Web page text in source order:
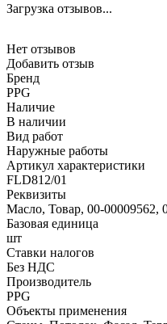
Загрузка отзывов...
Нет отзывов
Добавить отзыв
Бренд
PPG
Наличие
В наличии
Вид работ
Наружные работы
Артикул характеристики
FLD812/01
Реквизиты
Масло, Товар, 00-00009562,
Базовая единица
шт
Ставки налогов
Без НДС
Производитель
PPG
Объекты применения